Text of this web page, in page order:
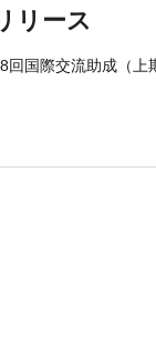
リース
回国際交流助成（上